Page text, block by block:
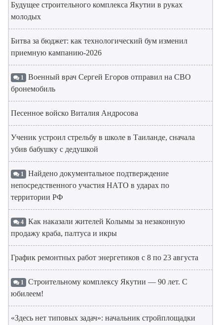
Будущее строительного комплекса Якутии в руках
молодых
Битва за бюджет: как технологический бум изменил
приемную кампанию-2026
1 Военный врач Сергей Егоров отправил на СВО
бронемобиль
Песенное войско Виталия Андросова
Ученик устроил стрельбу в школе в Таиланде, сначала
убив бабушку с дедушкой
1 Найдено документальное подтверждение
непосредственного участия НАТО в ударах по
территории РФ
4 Как наказали жителей Колымы за незаконную
продажу краба, палтуса и икры
График ремонтных работ энергетиков с 8 по 23 августа
1 Строительному комплексу Якутии — 90 лет. С
юбилеем!
«Здесь нет типовых задач»: начальник стройплощадки